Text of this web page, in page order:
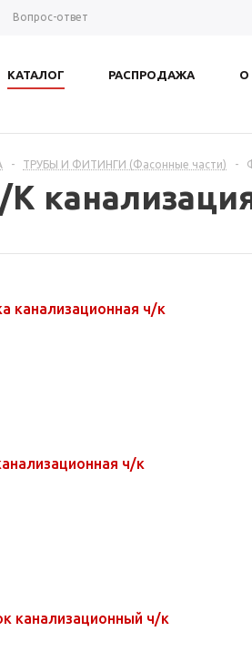
Вопрос-ответ
КАТАЛОГ РАСПРОДАЖА О
- ТРУБЫ И ФИТИНГИ (Фасонные части) -
канализационная ч/к
ч/к
канализационный ч/к